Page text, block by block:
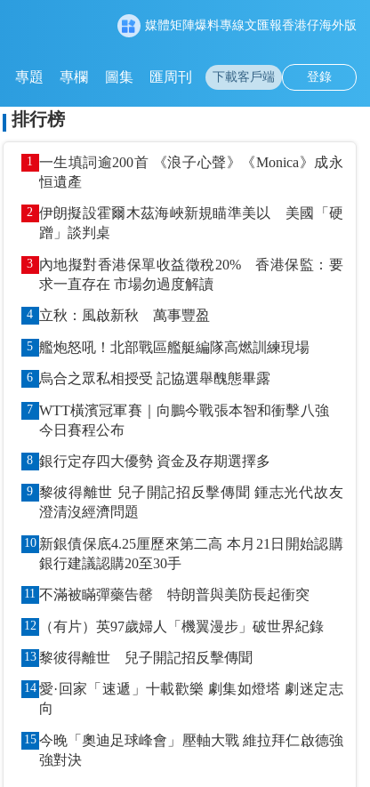
媒體矩陣爆料專線文匯報香港仔海外版
專題 專欄 圖集 匯周刊 下載客戶端 登錄
排行榜
1 一生填詞逾200首 《浪子心聲》《Monica》成永
恒遺產
2 伊朗擬設霍爾木茲海峽新規瞄準美以 美國「硬
蹭」談判桌
3 內地擬對香港保單收益徵稅20% 香港保監：要
求一直存在 市場勿過度解讀
4 立秋：風啟新秋 萬事豐盈
5 艦炮怒吼！北部戰區艦艇編隊高燃訓練現場
6 烏合之眾私相授受 記協選舉醜態畢露
7 WTT橫濱冠軍賽｜向鵬今戰張本智和衝擊八強
今日賽程公布
8 銀行定存四大優勢 資金及存期選擇多
9 黎彼得離世 兒子開記招反擊傳聞 鍾志光代故友
澄清沒經濟問題
10 新銀債保底4.25厘歷來第二高 本月21日開始認購
銀行建議認購20至30手
11 不滿被瞞彈藥告罄 特朗普與美防長起衝突
12 （有片）英97歲婦人「機翼漫步」破世界紀錄
13 黎彼得離世 兒子開記招反擊傳聞
14 愛·回家「速遞」十載歡樂 劇集如燈塔 劇迷定志
向
15 今晚「奧迪足球峰會」壓軸大戰 維拉拜仁啟德強
強對決